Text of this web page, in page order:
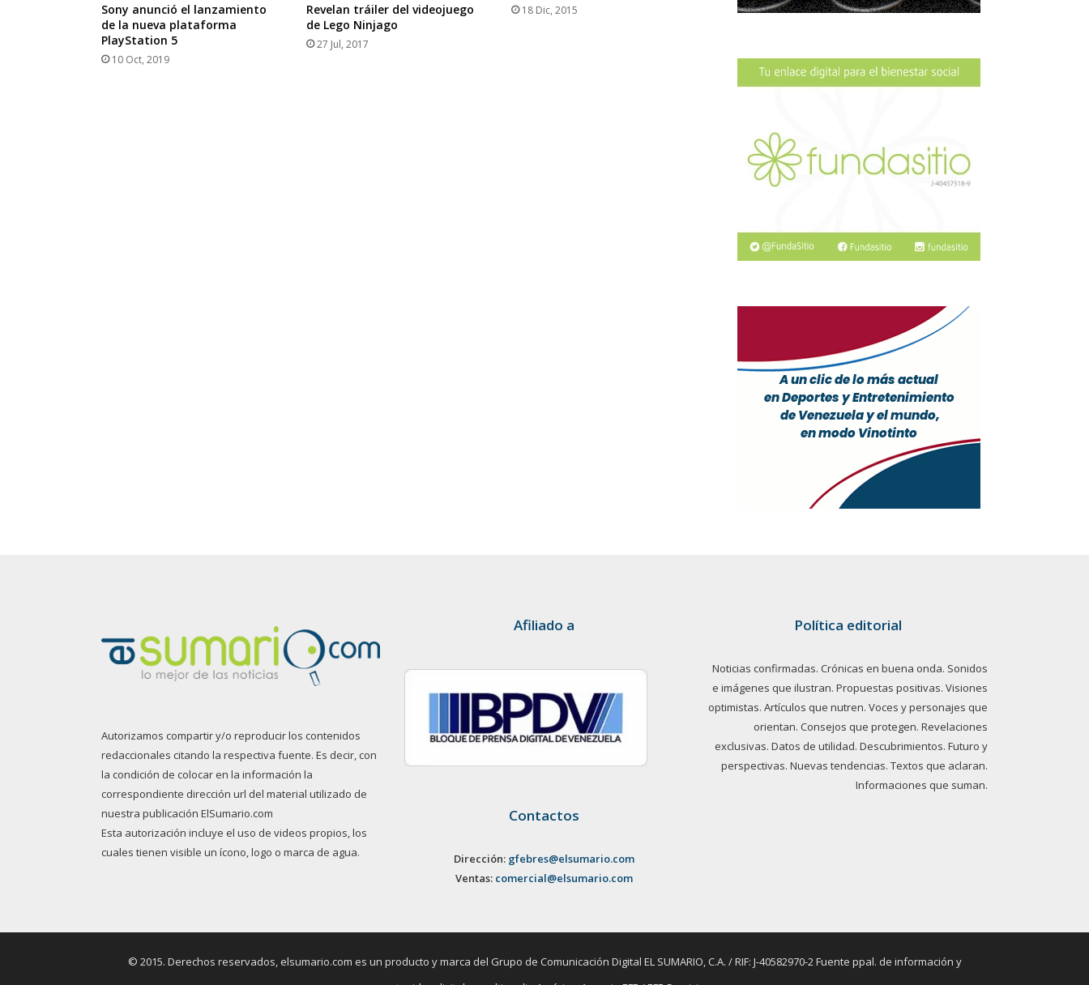
Sony anunció el lanzamiento
de la nueva plataforma
PlayStation 5
10 Oct, 2019
Revelan tráiler del videojuego
de Lego Ninjago
27 Jul, 2017
18 Dic, 2015
Autorizamos compartir y/o reproducir los contenidos
redaccionales citando la respectiva fuente. Es decir, con
la condición de colocar en la información la
correspondiente dirección url del material utilizado de
nuestra publicación ElSumario.com
Esta autorización incluye el uso de videos propios, los
cuales tienen visible un ícono, logo o marca de agua.
Afiliado a
Contactos
Dirección: gfebres@elsumario.com
Ventas: comercial@elsumario.com
Política editorial
Noticias confirmadas. Crónicas en buena onda. Sonidos
e imágenes que ilustran. Propuestas positivas. Visiones
optimistas. Artículos que nutren. Voces y personajes que
orientan. Consejos que protegen. Revelaciones
exclusivas. Datos de utilidad. Descubrimientos. Futuro y
perspectivas. Nuevas tendencias. Textos que aclaran.
Informaciones que suman.
© 2015. Derechos reservados, elsumario.com es un producto y marca del Grupo de Comunicación Digital EL SUMARIO, C.A. / RIF: J-40582970-2 Fuente ppal. de información y